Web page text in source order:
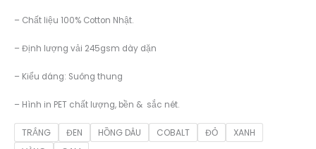
229.000 ₫.
là:
– Chất liệu 100% Cotton Nhật.
– Định lượng vải 245gsm dày dặn
– Kiểu dáng: Suông thung
– Hình in PET chất lượng, bền & sắc nét.
TRẮNG ĐEN HỒNG DÂU COBALT ĐỎ
XANH